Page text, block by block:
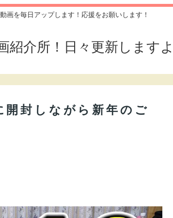
画を毎日アップします！応援をお願いします！
紹介所！日々更新します
開封しながら新年のご